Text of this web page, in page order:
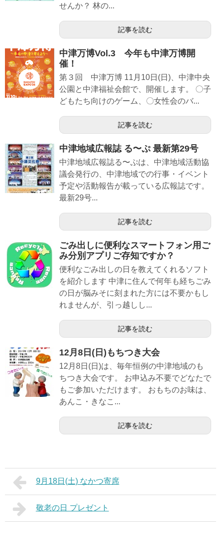
せんか？ 林の...
記事を読む
中津万博Vol.3 今年も中津万博開
催！
第３回 中津万博 11月10日(日)、中津中央
公園と中津福祉会館で、開催します。 〇子
どもたち向けのゲーム、〇女性会のバ...
記事を読む
中津地域広報誌 る〜ぷ 最新第29号
中津地域広報誌る〜ぷは、中津地域活動協
議会発行の、中津地域での行事・イベント
予定や活動報告が載っている広報誌です。
最新29号...
記事を読む
ごみ出しに便利なスマートフォン用ご
み分別アプリご存知ですか？
便利なごみ出しの日を教えてくれるソフト
を紹介します 中津に住んで何年も経ちごみ
の日が脳みそに刻まれた方には不要かもし
れませんが、引っ越しし...
記事を読む
12月8日(日)もちつき大会
12月8日(日)は、毎年恒例の中津地域のも
ちつき大会です。 お申込み不要でどなたで
もご参加いただけます。 おもちのお味は、
あんこ・きなこ...
記事を読む
9月18日(土) なかつ寄席
敬老の日 プレゼント